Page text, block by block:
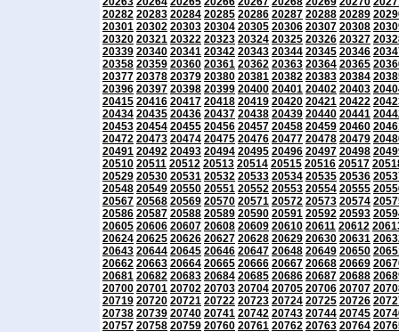
20282 20283 20284 20285 20286 20287 20288 20289
20301 20302 20303 20304 20305 20306 20307 20308
20320 20321 20322 20323 20324 20325 20326 20327
20339 20340 20341 20342 20343 20344 20345 20346
20358 20359 20360 20361 20362 20363 20364 20365
20377 20378 20379 20380 20381 20382 20383 20384
20396 20397 20398 20399 20400 20401 20402 20403
20415 20416 20417 20418 20419 20420 20421 20422
20434 20435 20436 20437 20438 20439 20440 20441
20453 20454 20455 20456 20457 20458 20459 20460
20472 20473 20474 20475 20476 20477 20478 20479
20491 20492 20493 20494 20495 20496 20497 20498
20510 20511 20512 20513 20514 20515 20516 20517
20529 20530 20531 20532 20533 20534 20535 20536
20548 20549 20550 20551 20552 20553 20554 20555
20567 20568 20569 20570 20571 20572 20573 20574
20586 20587 20588 20589 20590 20591 20592 20593
20605 20606 20607 20608 20609 20610 20611 20612
20624 20625 20626 20627 20628 20629 20630 20631
20643 20644 20645 20646 20647 20648 20649 20650
20662 20663 20664 20665 20666 20667 20668 20669
20681 20682 20683 20684 20685 20686 20687 20688
20700 20701 20702 20703 20704 20705 20706 20707
20719 20720 20721 20722 20723 20724 20725 20726
20738 20739 20740 20741 20742 20743 20744 20745
20757 20758 20759 20760 20761 20762 20763 20764